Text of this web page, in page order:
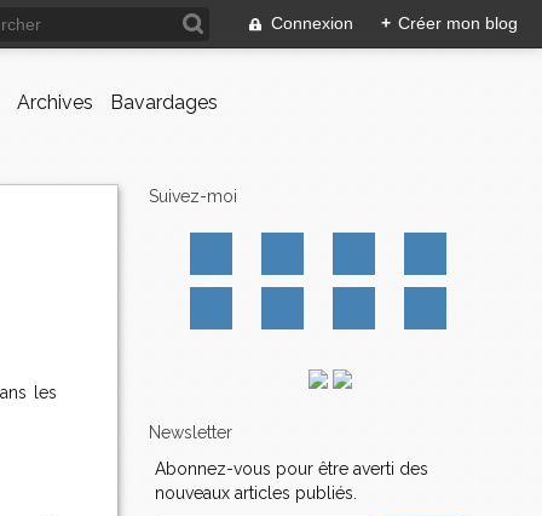
Connexion + Créer mon blog
Archives Bavardages
les
Suivez-moi
Newsletter
Abonnez-vous pour être averti des
nouveaux articles publiés.